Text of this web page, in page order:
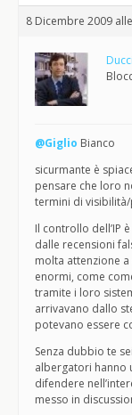
8 Dicembre 2009
@Giglio Bianco
sicurmante è
pensare che loro
termini di
Il controllo dell’IP
dalle recensioni
molta attenzione
enormi, come
tramite i loro
arrivavano dallo
potevano essere
Senza dubbio te
albergatori hanno
difendere
messo in